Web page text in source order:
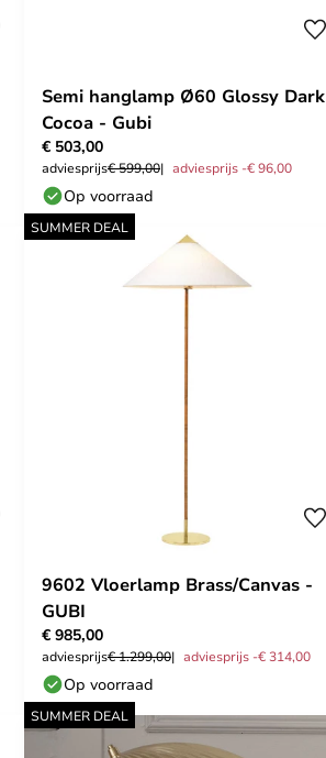
Semi hanglamp Ø60 Glossy Dark
Cocoa - Gubi
€ 503,00
adviesprijs€ 599,00 adviesprijs -€ 96,00
Op voorraad
SUMMER DEAL
9602 Vloerlamp Brass/Canvas -
GUBI
€ 985,00
adviesprijs€ 1.299,00 adviesprijs -€ 314,00
Op voorraad
SUMMER DEAL